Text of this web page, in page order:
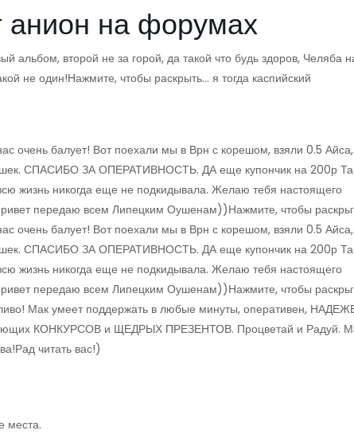
анион на форумах
второй не за горой, да такой что будь здоров, Челяба
не один!Нажмите, чтобы раскрыть… я тогда каспийский
очень балует! Вот поехали мы в Врн с корешом, взяли 0.5
СПАСИБО ЗА ОПЕРАТИВНОСТЬ. ДА еще купончик на 200р
жизнь никогда еще не подкидывала. Желаю тебя настоящего
передаю всем Липецким Оушенам))Нажмите, чтобы
очень балует! Вот поехали мы в Врн с корешом, взяли 0.5
СПАСИБО ЗА ОПЕРАТИВНОСТЬ. ДА еще купончик на 200р
жизнь никогда еще не подкидывала. Желаю тебя настоящего
передаю всем Липецким Оушенам))Нажмите, чтобы
Мак умеет поддержать в любые минуты, оперативен,
КОНКУРСОВ и ЩЕДРЫХ ПРЕЗЕНТОВ. Процветай и Радуй.
читать вас!)
места.